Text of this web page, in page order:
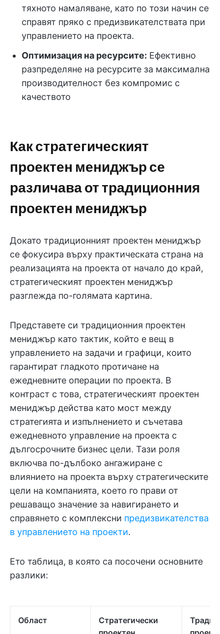
тяхното намаляване, като по този начин се
справят пряко с предизвикателствата при
управлението на проекта.
Оптимизация на ресурсите: Ефективно
разпределяне на ресурсите за максимална
производителност без компромис с
качеството
Как стратегическият
проектен мениджър се
различава от традиционния
проектен мениджър
Докато традиционният проектен мениджър
се фокусира върху практическата страна на
реализацията на проекта от начало до край,
стратегическият проектен мениджър
разглежда по-голямата картина.
Представете си традиционния проектен
мениджър като тактик, който е вещ в
управлението на задачи и графици, които
гарантират гладкото протичане на
ежедневните операции по проекта. В
контраст с това, стратегическият проектен
мениджър действа като мост между
стратегията и изпълнението и съчетава
ежедневното управление на проекта с
дългосрочните бизнес цели. Тази роля
включва по-дълбоко ангажиране с
влиянието на проекта върху стратегическите
цели на компанията, което го прави от
решаващо значение за навигирането и
справянето с комплексни предизвикателства
в управлението на проекти.
Ето таблица, в която са посочени основните
разлики:
Област
Стратегически